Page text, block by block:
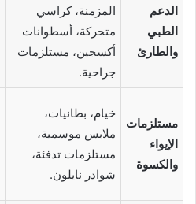
الدعم
الطبي
والطارئ
المزمنة، كراسي
متحركة، أسطوانات
أكسجين، مستلزمات
جراحية.
مستلزمات
الإيواء
والكسوة
خيام، بطانيات،
ملابس موسمية،
مستلزمات تدفئة،
شوادر نايلون.